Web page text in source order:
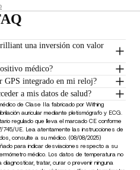
una inversión con valor
médico?
GPS integrado en mi reloj?
a mis datos de salud?
de Clase IIa fabricado por Withing
auricular mediante pletismógrafo y ECG.
regulado que lleva el marcado CE conforme
745/UE. Lea atentamente las instrucciones de
consulte a su médico. (08/08/2025)
para indicar desviaciones respecto a su
médico. Los datos de temperatura no
tratar, curar o prevenir ninguna